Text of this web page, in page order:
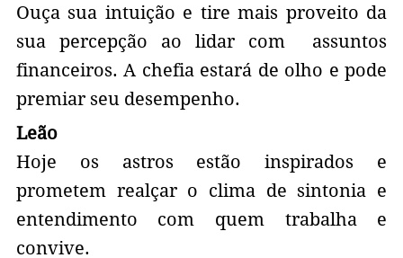
Ouça sua intuição e tire mais proveito da
sua percepção ao lidar com assuntos
financeiros. A chefia estará de olho e pode
premiar seu desempenho.
Leão
Hoje os astros estão inspirados e
prometem realçar o clima de sintonia e
entendimento com quem trabalha e
convive.